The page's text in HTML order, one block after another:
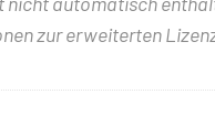
zur erweiterten